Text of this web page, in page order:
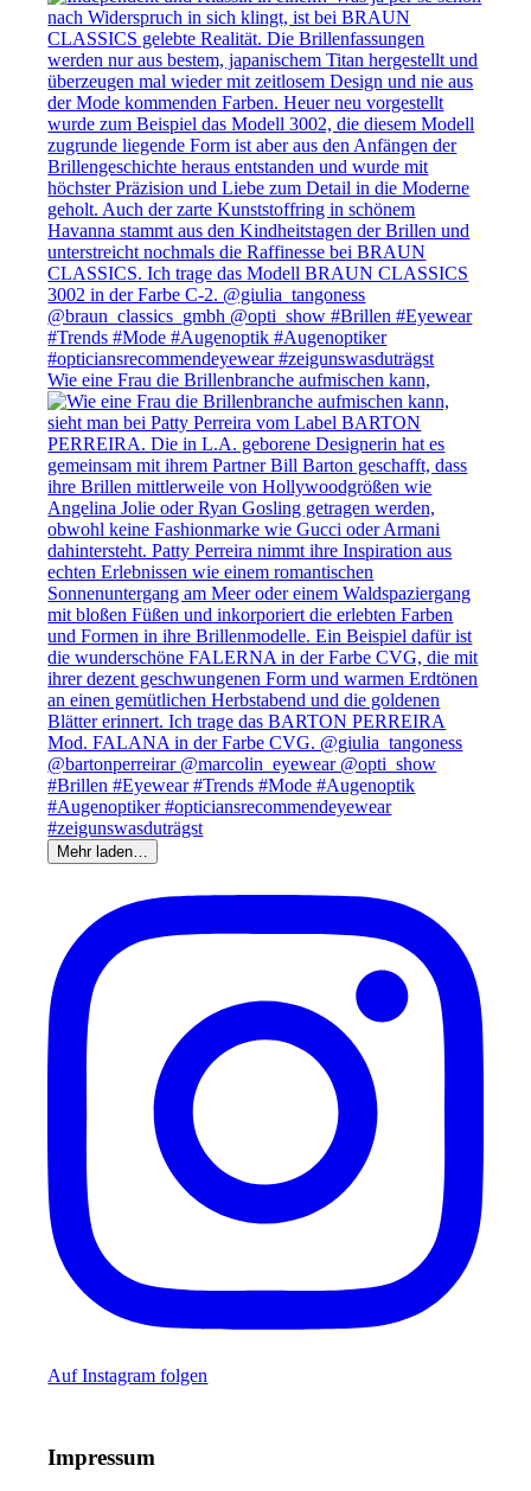
Wie eine Frau die Brillenbranche aufmischen kann,
Mehr laden…
Auf Instagram folgen
Impressum